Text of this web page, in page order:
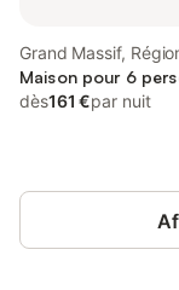
Grand Massif,
Maison pour 6
dès161 €par nuit